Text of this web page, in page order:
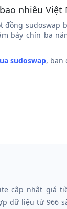
nhiêu Việt
đồng sudoswap
bảy chín ba
sudoswap, bạn
cập nhật giá
dữ liệu từ 966